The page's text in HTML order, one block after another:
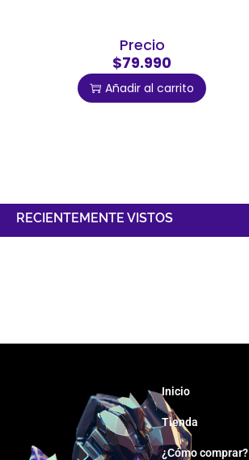
Precio
$79.990
Añadir al carrito
RECIENTEMENTE VISTOS
Inicio
Tienda
¿Cómo comprar?